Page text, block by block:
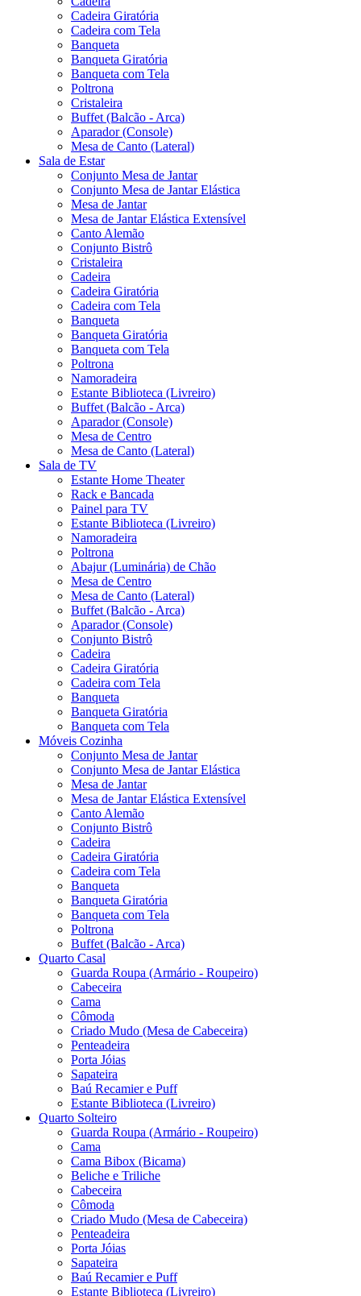
Cadeira Giratória
Cadeira com Tela
Banqueta
Banqueta Giratória
Banqueta com Tela
Poltrona
Cristaleira
Buffet (Balcão - Arca)
Aparador (Console)
Mesa de Canto (Lateral)
Sala de Estar
Conjunto Mesa de Jantar
Conjunto Mesa de Jantar Elástica
Mesa de Jantar
Mesa de Jantar Elástica Extensível
Canto Alemão
Conjunto Bistrô
Cristaleira
Cadeira
Cadeira Giratória
Cadeira com Tela
Banqueta
Banqueta Giratória
Banqueta com Tela
Poltrona
Namoradeira
Estante Biblioteca (Livreiro)
Buffet (Balcão - Arca)
Aparador (Console)
Mesa de Centro
Mesa de Canto (Lateral)
Sala de TV
Estante Home Theater
Rack e Bancada
Painel para TV
Estante Biblioteca (Livreiro)
Namoradeira
Poltrona
Abajur (Luminária) de Chão
Mesa de Centro
Mesa de Canto (Lateral)
Buffet (Balcão - Arca)
Aparador (Console)
Conjunto Bistrô
Cadeira
Cadeira Giratória
Cadeira com Tela
Banqueta
Banqueta Giratória
Banqueta com Tela
Móveis Cozinha
Conjunto Mesa de Jantar
Conjunto Mesa de Jantar Elástica
Mesa de Jantar
Mesa de Jantar Elástica Extensível
Canto Alemão
Conjunto Bistrô
Cadeira
Cadeira Giratória
Cadeira com Tela
Banqueta
Banqueta Giratória
Banqueta com Tela
Poltrona
Buffet (Balcão - Arca)
Quarto Casal
Guarda Roupa (Armário - Roupeiro)
Cabeceira
Cama
Cômoda
Criado Mudo (Mesa de Cabeceira)
Penteadeira
Porta Jóias
Sapateira
Baú Recamier e Puff
Estante Biblioteca (Livreiro)
Quarto Solteiro
Guarda Roupa (Armário - Roupeiro)
Cama
Cama Bibox (Bicama)
Beliche e Triliche
Cabeceira
Cômoda
Criado Mudo (Mesa de Cabeceira)
Penteadeira
Porta Jóias
Sapateira
Baú Recamier e Puff
Estante Biblioteca (Livreiro)